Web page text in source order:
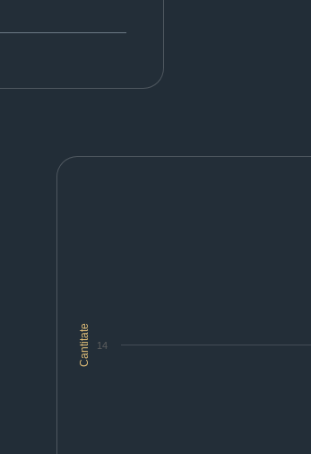
Cantitate 14